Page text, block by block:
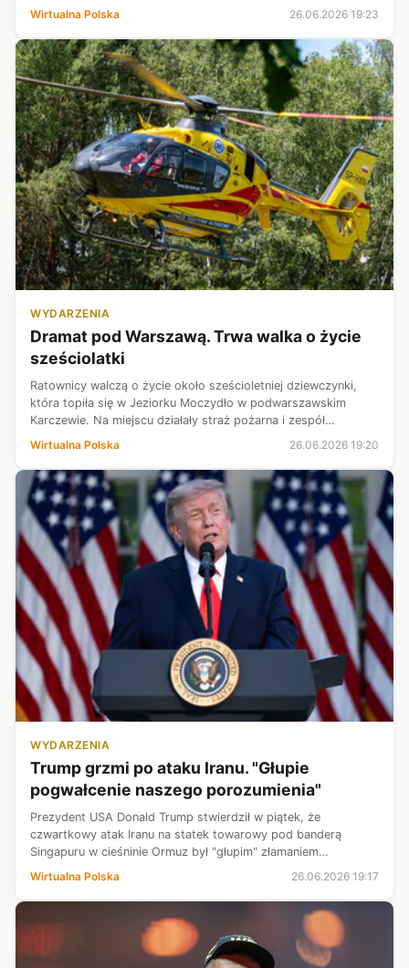
Według niego mer miasta ...
Wirtualna Polska 26.06.2026 19:23
WYDARZENIA
Dramat pod Warszawą. Trwa walka o życie
sześciolatki
Ratownicy walczą o życie około sześcioletniej dziewczynki,
która topiła się w Jeziorku Moczydło w podwarszawskim
Karczewie. Na miejscu działały straż pożarna i zespół
ratownictwa medycznego, lądował też helikopter Lotniczego
Wirtualna Polska 26.06.2026 19:20
WYDARZENIA
Trump grzmi po ataku Iranu. "Głupie
pogwałcenie naszego porozumienia"
Prezydent USA Donald Trump stwierdził w piątek, że
czwartkowy atak Iranu na statek towarowy pod banderą
Singapuru w cieśninie Ormuz był "głupim" złamaniem
Wirtualna Polska 26.06.2026 19:17